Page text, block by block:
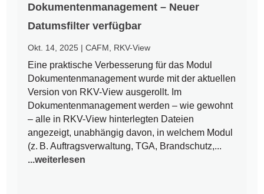
Dokumentenmanagement – Neuer
Datumsfilter verfügbar
Okt. 14, 2025 |CAFM RKV-View
Eine praktische Verbesserung für das Modul
Dokumentenmanagement wurde mit der aktuellen
Version von RKV-View ausgerollt. Im
Dokumentenmanagement werden – wie gewohnt
– alle in RKV-View hinterlegten Dateien
angezeigt, unabhängig davon, in welchem Modul
(z. B. Auftragsverwaltung, TGA, Brandschutz,...
...weiterlesen